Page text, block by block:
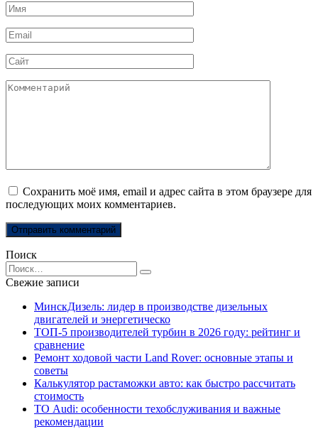
Имя
*
Email
*
Сайт
Комментарий
Сохранить моё имя, email и адрес сайта в этом браузере для
последующих моих комментариев.
Поиск
Search
for:
Свежие записи
МинскДизель: лидер в производстве дизельных
двигателей и энергетическо
ТОП-5 производителей турбин в 2026 году: рейтинг и
сравнение
Ремонт ходовой части Land Rover: основные этапы и
советы
Калькулятор растаможки авто: как быстро рассчитать
стоимость
ТО Audi: особенности техобслуживания и важные
рекомендации